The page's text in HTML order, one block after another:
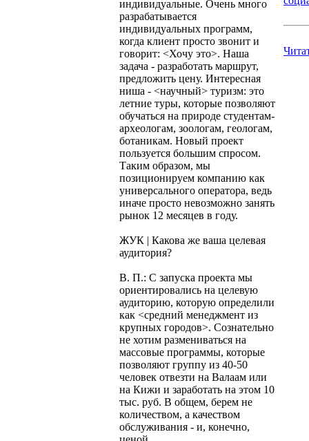
индивидуальные. Очень много
разрабатывается
индивидуальных программ,
когда клиент просто звонит и
говорит: <Хочу это>. Наша
задача - разработать маршрут,
предложить цену. Интересная
ниша - <научный> туризм: это
летние туры, которые позволяют
обучаться на природе студентам-
археологам, зоологам, геологам,
ботаникам. Новый проект
пользуется большим спросом.
Таким образом, мы
позиционируем компанию как
универсального оператора, ведь
иначе просто невозможно занять
рынок 12 месяцев в году.
ЖУК | Какова же ваша целевая
аудитория?
В. П.: С запуска проекта мы
ориентировались на целевую
аудиторию, которую определили
как <средний менеджмент из
крупных городов>. Сознательно
не хотим размениваться на
массовые программы, которые
позволяют группу из 40-50
человек отвезти на Валаам или
на Кижи и заработать на этом 10
тыс. руб. В общем, берем не
количеством, а качеством
обслуживания - и, конечно,